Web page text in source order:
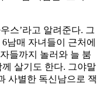
스’라고 알려준다. 그
남매 자녀들이 근처에
들까지 놀러와 늘 붐
살기도 한다. 그야말
사별한 독신남으로 잭